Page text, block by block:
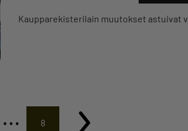
Kaupparekisterilain muutokset astuivat
… 8